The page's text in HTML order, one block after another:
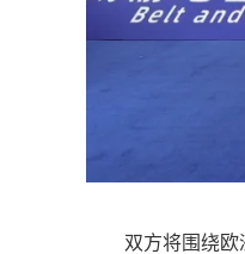
双方将围绕欧洲